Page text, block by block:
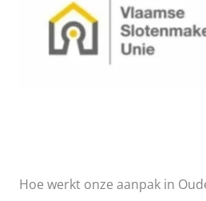
Hoe werkt onze aanpak in